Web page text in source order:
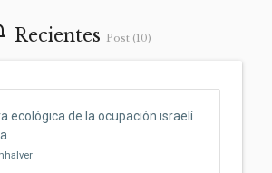
Recientes Post (10)
ecológica de la ocupación israelí